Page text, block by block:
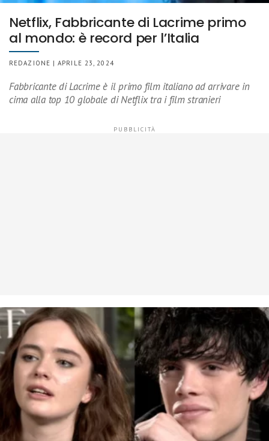
Netflix, Fabbricante di Lacrime primo
al mondo: è record per l’Italia
REDAZIONE | APRILE 23, 2024
Fabbricante di Lacrime è il primo film italiano ad arrivare in
cima alla top 10 globale di Netflix tra i film stranieri